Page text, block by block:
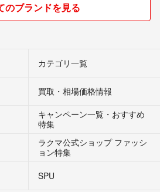
のブランドを見る
カテゴリ一覧
買取・相場価格情報
キャンペーン一覧・おすすめ
特集
ラクマ公式ショップ ファッシ
ョン特集
SPU